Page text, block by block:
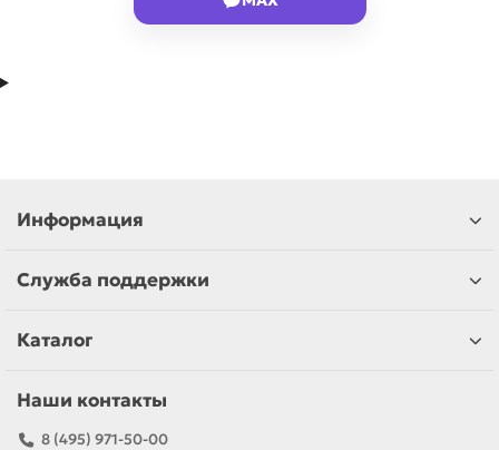
Информация
Служба поддержки
Каталог
Наши контакты
8 (495) 971-50-00